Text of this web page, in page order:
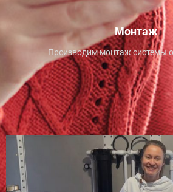
Монтаж
Производим монтаж системы